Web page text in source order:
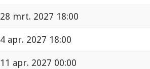
28 mrt. 2027 18:00
4 apr. 2027 18:00
11 apr. 2027 00:00